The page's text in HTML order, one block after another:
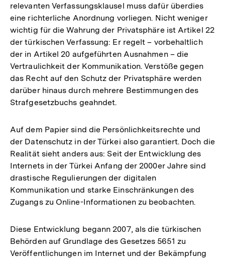
relevanten Verfassungsklausel muss dafür überdies
eine richterliche Anordnung vorliegen. Nicht weniger
wichtig für die Wahrung der Privatsphäre ist Artikel 22
der türkischen Verfassung: Er regelt – vorbehaltlich
der in Artikel 20 aufgeführten Ausnahmen – die
Vertraulichkeit der Kommunikation. Verstöße gegen
das Recht auf den Schutz der Privatsphäre werden
darüber hinaus durch mehrere Bestimmungen des
Strafgesetzbuchs geahndet.
Auf dem Papier sind die Persönlichkeitsrechte und
der Datenschutz in der Türkei also garantiert. Doch die
Realität sieht anders aus: Seit der Entwicklung des
Internets in der Türkei Anfang der 2000er Jahre sind
drastische Regulierungen der digitalen
Kommunikation und starke Einschränkungen des
Zugangs zu Online-Informationen zu beobachten.
Diese Entwicklung begann 2007, als die türkischen
Behörden auf Grundlage des Gesetzes 5651 zu
Veröffentlichungen im Internet und der Bekämpfung